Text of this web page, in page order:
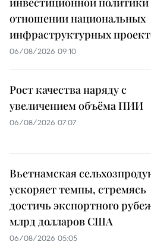
отношении национальных
инфраструктурных
06/08/2026 09:10
Рост качества наряду с
увеличением объёма ПИИ
06/08/2026 07:07
Вьетнамская
ускоряет темпы, стремясь
достичь экспортного
млрд долларов США
06/08/2026 05:05